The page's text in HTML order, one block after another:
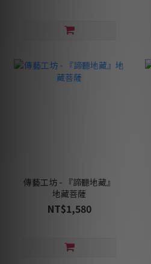
傳藝工坊 - 『諦聽地藏』
地藏菩薩
NT$1,580